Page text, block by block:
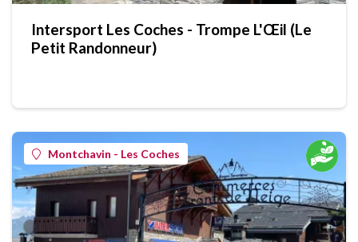
Intersport Les Coches - Trompe L'Œil (Le
Petit Randonneur)
Montchavin - Les Coches